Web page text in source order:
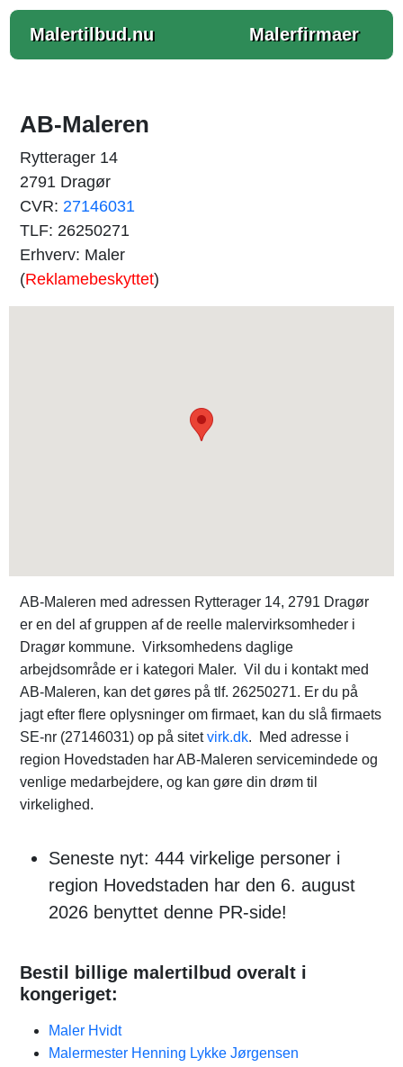
Malertilbud.nu Malerfirmaer
AB-Maleren
Rytterager 14
2791 Dragør
CVR: 27146031
TLF: 26250271
Erhverv: Maler
(Reklamebeskyttet)
AB-Maleren med adressen Rytterager 14, 2791 Dragør
er en del af gruppen af de reelle malervirksomheder i
Dragør kommune. Virksomhedens daglige
arbejdsområde er i kategori Maler. Vil du i kontakt med
AB-Maleren, kan det gøres på tlf. 26250271. Er du på
jagt efter flere oplysninger om firmaet, kan du slå firmaets
SE-nr (27146031) op på sitetvirk.dk. Med adresse i
region Hovedstaden har AB-Maleren servicemindede og
venlige medarbejdere, og kan gøre din drøm til
virkelighed.
Seneste nyt: 444 virkelige personer i
region Hovedstaden har den 6. august
2026 benyttet denne PR-side!
Bestil billige malertilbud overalt i
kongeriget:
Maler Hvidt
Malermester Henning Lykke Jørgensen